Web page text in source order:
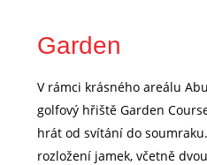
Garden
V rámci krásného areálu
golfový hřiště Garden
hrát od svítání do
rozložení jamek, včetně